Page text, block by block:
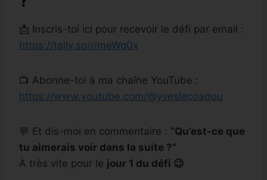
📩 Inscris-toi ici pour recevoir le défi par email :
https://tally.so/r/meWq0x
📺 Abonne-toi à ma chaîne YouTube :
https://www.youtube.com/@yveslecoadou
💬 Et dis-moi en commentaire : “Qu’est-ce que
tu aimerais voir dans la suite ?”
À très vite pour le jour 1 du défi 😉